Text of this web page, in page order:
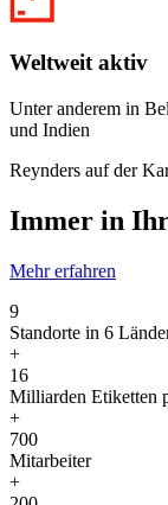
Weltweit aktiv
Unter anderem in
und Indien
Reynders auf der
Immer in
Mehr erfahren
9
Standorte in 6
+
16
Milliarden Etiketten
+
700
Mitarbeiter
+